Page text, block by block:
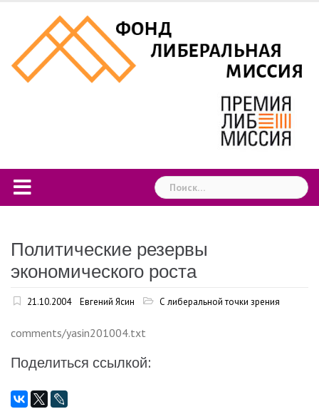
content
Найти:
Политические резервы
экономического роста
21.10.2004 Евгений Ясин С либеральной точки зрения
comments/yasin201004.txt
Поделиться ссылкой: